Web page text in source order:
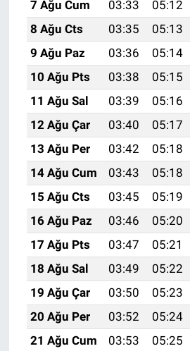
7 Ağu Cum
03:33 05:12
8 Ağu Cts
03:35 05:13
9 Ağu Paz
03:36 05:14
10 Ağu Pts
03:38 05:15
11 Ağu Sal
03:39 05:16
12 Ağu Çar
03:40 05:17
13 Ağu Per
03:42 05:18
14 Ağu Cum
03:43 05:18
15 Ağu Cts
03:45 05:19
16 Ağu Paz
03:46 05:20
17 Ağu Pts
03:47 05:21
18 Ağu Sal
03:49 05:22
19 Ağu Çar
03:50 05:23
20 Ağu Per
03:52 05:24
21 Ağu Cum
03:53 05:25